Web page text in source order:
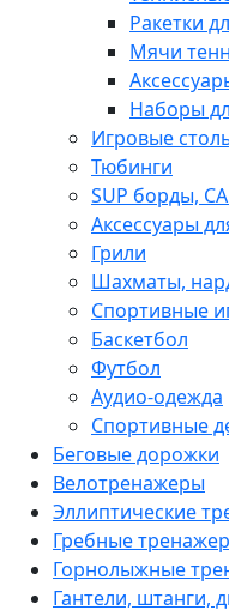
Ракетки
Мячи
Наборы
Игровые
Тюбинги
SUP борды,
Аксессуары
Грили
Шахматы,
Спортивные
Баскетбол
Футбол
Аудио-одежда
Спортивные
Беговые дорожки
Велотренажеры
Эллиптические
Гребные
Горнолыжные
Гантели, штанги,